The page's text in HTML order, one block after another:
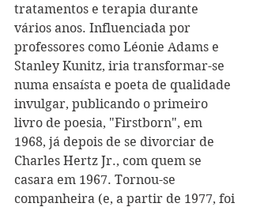
tratamentos e terapia durante
vários anos. Influenciada por
professores como Léonie Adams e
Stanley Kunitz, iria transformar-se
numa ensaísta e poeta de qualidade
invulgar, publicando o primeiro
livro de poesia, "Firstborn", em
1968, já depois de se divorciar de
Charles Hertz Jr., com quem se
casara em 1967. Tornou-se
companheira (e, a partir de 1977, foi